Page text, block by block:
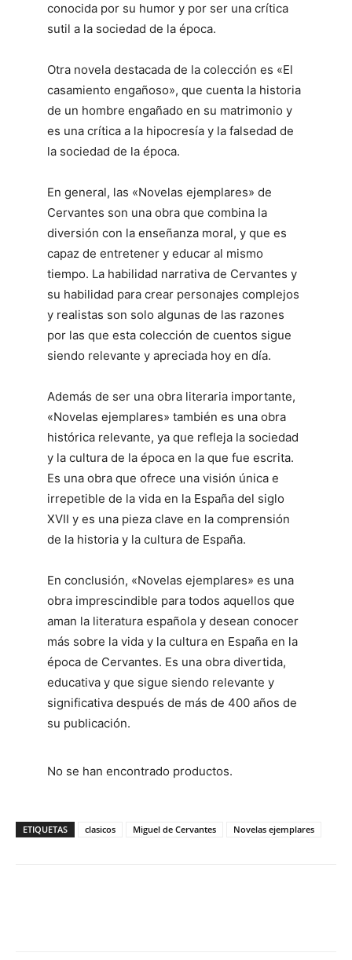
conocida por su humor y por ser una crítica
sutil a la sociedad de la época.
Otra novela destacada de la colección es «El
casamiento engañoso», que cuenta la historia
de un hombre engañado en su matrimonio y
es una crítica a la hipocresía y la falsedad de
la sociedad de la época.
En general, las «Novelas ejemplares» de
Cervantes son una obra que combina la
diversión con la enseñanza moral, y que es
capaz de entretener y educar al mismo
tiempo. La habilidad narrativa de Cervantes y
su habilidad para crear personajes complejos
y realistas son solo algunas de las razones
por las que esta colección de cuentos sigue
siendo relevante y apreciada hoy en día.
Además de ser una obra literaria importante,
«Novelas ejemplares» también es una obra
histórica relevante, ya que refleja la sociedad
y la cultura de la época en la que fue escrita.
Es una obra que ofrece una visión única e
irrepetible de la vida en la España del siglo
XVII y es una pieza clave en la comprensión
de la historia y la cultura de España.
En conclusión, «Novelas ejemplares» es una
obra imprescindible para todos aquellos que
aman la literatura española y desean conocer
más sobre la vida y la cultura en España en la
época de Cervantes. Es una obra divertida,
educativa y que sigue siendo relevante y
significativa después de más de 400 años de
su publicación.
No se han encontrado productos.
ETIQUETAS clasicos Miguel de Cervantes Novelas ejemplares